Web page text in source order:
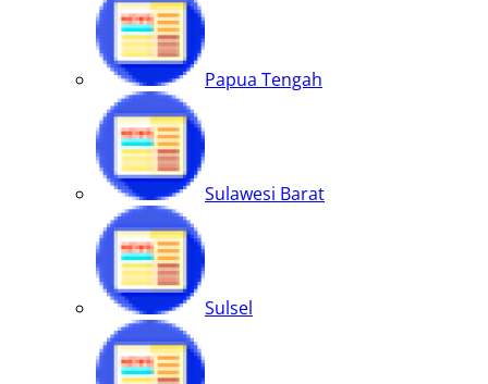
Papua Tengah
Sulawesi Barat
Sulsel